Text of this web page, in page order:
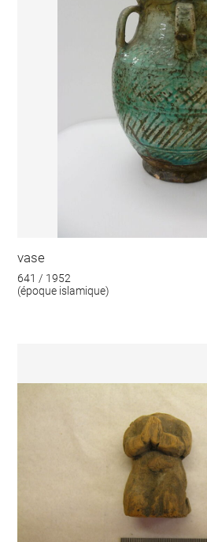
vase
641 / 1952
(époque islamique)